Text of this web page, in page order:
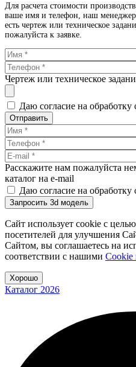
Для расчета стоимости
ваше имя и телефон, наш
есть чертеж или техническое
пожалуйста к заявке.
Чертеж или техническое
Даю согласие на обработку
Отправить
Расскажите нам пожалуйста
каталог на e-mail
Даю согласие на обработку
Запросить 3d модель
Сайт использует cookie с
посетителей для улучшения
Сайтом, вы соглашаетесь на
соответствии с нашими Cookiе
Хорошо
Каталог 2026